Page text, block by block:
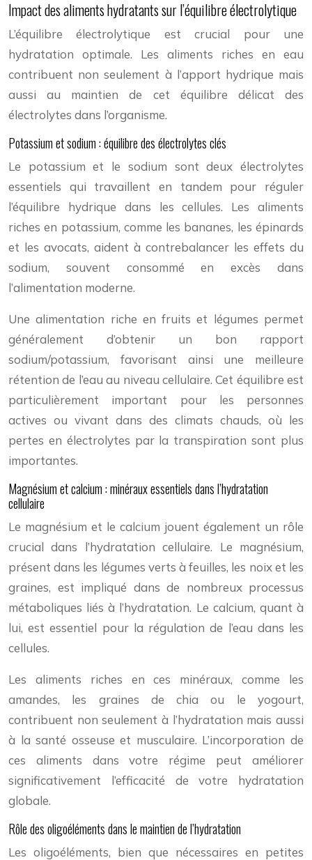
Impact des aliments hydratants sur l’équilibre électrolytique
L’équilibre électrolytique est crucial pour une
hydratation optimale. Les aliments riches en eau
contribuent non seulement à l’apport hydrique mais
aussi au maintien de cet équilibre délicat des
électrolytes dans l’organisme.
Potassium et sodium : équilibre des électrolytes clés
Le potassium et le sodium sont deux électrolytes
essentiels qui travaillent en tandem pour réguler
l’équilibre hydrique dans les cellules. Les aliments
riches en potassium, comme les bananes, les épinards
et les avocats, aident à contrebalancer les effets du
sodium, souvent consommé en excès dans
l’alimentation moderne.
Une alimentation riche en fruits et légumes permet
généralement d’obtenir un bon rapport
sodium/potassium, favorisant ainsi une meilleure
rétention de l’eau au niveau cellulaire. Cet équilibre est
particulièrement important pour les personnes
actives ou vivant dans des climats chauds, où les
pertes en électrolytes par la transpiration sont plus
importantes.
Magnésium et calcium : minéraux essentiels dans l’hydratation
cellulaire
Le magnésium et le calcium jouent également un rôle
crucial dans l’hydratation cellulaire. Le magnésium,
présent dans les légumes verts à feuilles, les noix et les
graines, est impliqué dans de nombreux processus
métaboliques liés à l’hydratation. Le calcium, quant à
lui, est essentiel pour la régulation de l’eau dans les
cellules.
Les aliments riches en ces minéraux, comme les
amandes, les graines de chia ou le yogourt,
contribuent non seulement à l’hydratation mais aussi
à la santé osseuse et musculaire. L’incorporation de
ces aliments dans votre régime peut améliorer
significativement l’efficacité de votre hydratation
globale.
Rôle des oligoéléments dans le maintien de l’hydratation
Les oligoéléments, bien que nécessaires en petites